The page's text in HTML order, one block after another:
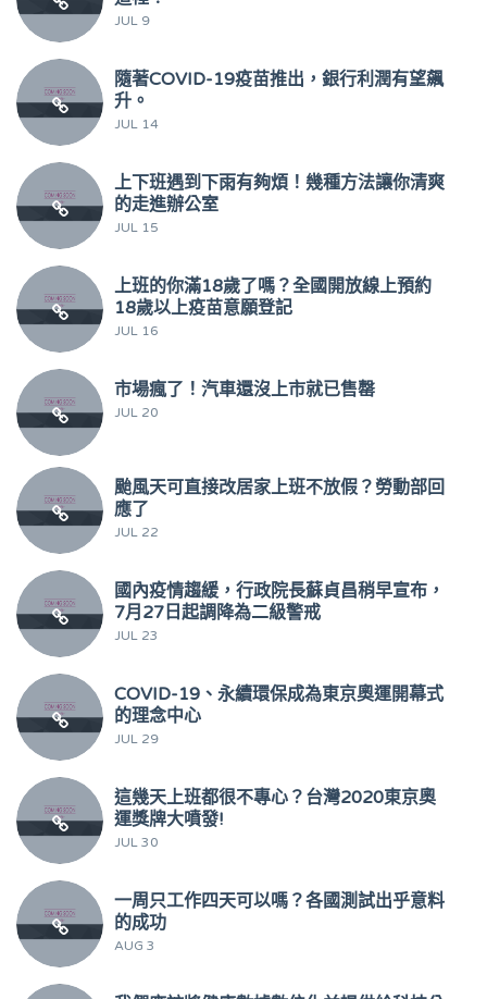
JUL 9
隨著COVID-19疫苗推出，銀行利潤有望飆
升。
JUL 14
上下班遇到下雨有夠煩！幾種方法讓你清爽
的走進辦公室
JUL 15
上班的你滿18歲了嗎？全國開放線上預約
18歲以上疫苗意願登記
JUL 16
市場瘋了！汽車還沒上市就已售罄
JUL 20
颱風天可直接改居家上班不放假？勞動部回
應了
JUL 22
國內疫情趨緩，行政院長蘇貞昌稍早宣布，
7月27日起調降為二級警戒
JUL 23
COVID-19、永續環保成為東京奧運開幕式
的理念中心
JUL 29
這幾天上班都很不專心？台灣2020東京奧
運獎牌大噴發!
JUL 30
一周只工作四天可以嗎？各國測試出乎意料
的成功
AUG 3